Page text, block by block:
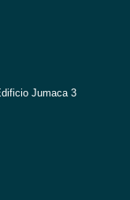
Jumaca 3